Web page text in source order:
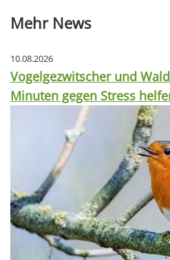
Mehr News
10.08.2026
Vogelgezwitscher und
Minuten gegen Stress